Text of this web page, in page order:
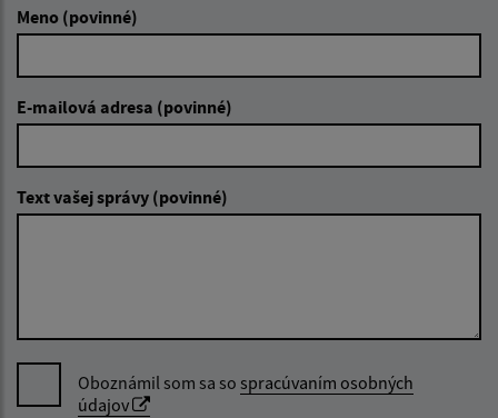
Meno (povinné)
E-mailová adresa (povinné)
Text vašej správy (povinné)
Oboznámil som sa so spracúvaním osobných
údajov